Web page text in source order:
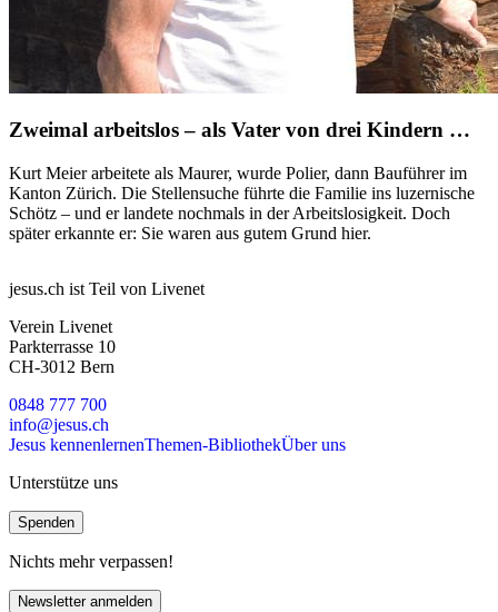
Zweimal arbeitslos – als Vater von drei Kindern …
Kurt Meier arbeitete als Maurer, wurde Polier, dann Bauführer im
Kanton Zürich. Die Stellensuche führte die Familie ins luzernische
Schötz – und er landete nochmals in der Arbeitslosigkeit. Doch
später erkannte er: Sie waren aus gutem Grund hier.
jesus.ch ist Teil von Livenet
Verein Livenet
Parkterrasse 10
CH-3012 Bern
0848 777 700
info@jesus.ch
Jesus kennenlernenThemen-BibliothekÜber uns
Unterstütze uns
Spenden
Nichts mehr verpassen!
Newsletter anmelden